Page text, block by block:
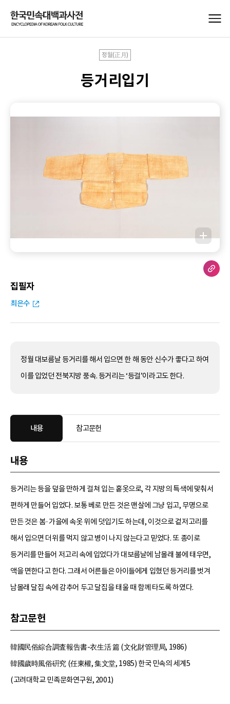
정월(正月)
등거리입기
집필자
최은수
정월 대보름날 등거리를 해서 입으면 한 해 동안 신수가 좋다고 하여
이를 입었던 전북지방 풍속. 등거리는 ‘등걸’이라고도 한다.
내용 참고문헌
내용
등거리는 등을 덮을 만하게 걸쳐 입는 홑옷으로, 각 지방의 특색에 맞춰서
편하게 만들어 입었다. 보통 베로 만든 것은 맨살에 그냥 입고, 무명으로
만든 것은 봄·가을에 속옷 위에 덧입기도 하는데, 이것으로 겉저고리를
해서 입으면 더위를 먹지 않고 병이 나지 않는다고 믿었다. 또 종이로
등거리를 만들어 저고리 속에 입었다가 대보름날에 남몰래 불에 태우면,
액을 면한다고 한다. 그래서 어른들은 아이들에게 입혔던 등거리를 벗겨
남몰래 달집 속에 감추어 두고 달집을 태울 때 함께 타도록 하였다.
참고문헌
韓國民俗綜合調査報告書-衣生活 篇 (文化財管理局, 1986)
韓國歲時風俗硏究 (任東權, 集文堂, 1985) 한국 민속의 세계5
(고려대학교 민족문화연구원, 2001)